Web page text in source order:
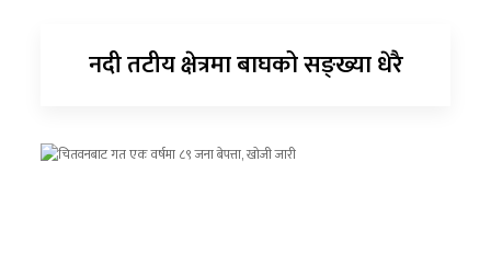
नदी तटीय क्षेत्रमा बाघको सङ्ख्या धेरै